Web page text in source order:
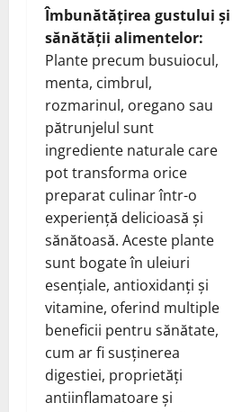
Îmbunătățirea gustului și
sănătății alimentelor:
Plante precum busuiocul,
menta, cimbrul,
rozmarinul, oregano sau
pătrunjelul sunt
ingrediente naturale care
pot transforma orice
preparat culinar într-o
experiență delicioasă și
sănătoasă. Aceste plante
sunt bogate în uleiuri
esențiale, antioxidanți și
vitamine, oferind multiple
beneficii pentru sănătate,
cum ar fi susținerea
digestiei, proprietăți
antiinflamatoare și